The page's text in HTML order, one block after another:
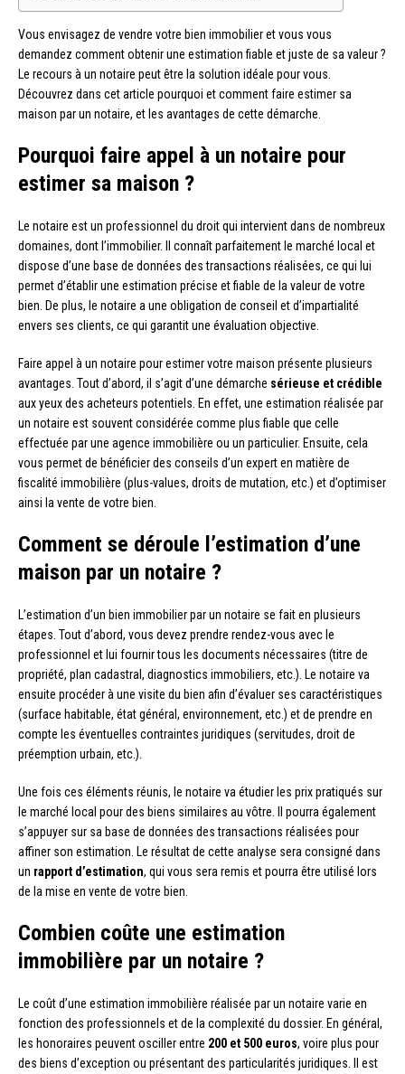
Vous envisagez de vendre votre bien immobilier et vous vous
demandez comment obtenir une estimation fiable et juste de sa valeur ?
Le recours à un notaire peut être la solution idéale pour vous.
Découvrez dans cet article pourquoi et comment faire estimer sa
maison par un notaire, et les avantages de cette démarche.
Pourquoi faire appel à un notaire pour
estimer sa maison ?
Le notaire est un professionnel du droit qui intervient dans de nombreux
domaines, dont l’immobilier. Il connaît parfaitement le marché local et
dispose d’une base de données des transactions réalisées, ce qui lui
permet d’établir une estimation précise et fiable de la valeur de votre
bien. De plus, le notaire a une obligation de conseil et d’impartialité
envers ses clients, ce qui garantit une évaluation objective.
Faire appel à un notaire pour estimer votre maison présente plusieurs
avantages. Tout d’abord, il s’agit d’une démarche sérieuse et crédible
aux yeux des acheteurs potentiels. En effet, une estimation réalisée par
un notaire est souvent considérée comme plus fiable que celle
effectuée par une agence immobilière ou un particulier. Ensuite, cela
vous permet de bénéficier des conseils d’un expert en matière de
fiscalité immobilière (plus-values, droits de mutation, etc.) et d’optimiser
ainsi la vente de votre bien.
Comment se déroule l’estimation d’une
maison par un notaire ?
L’estimation d’un bien immobilier par un notaire se fait en plusieurs
étapes. Tout d’abord, vous devez prendre rendez-vous avec le
professionnel et lui fournir tous les documents nécessaires (titre de
propriété, plan cadastral, diagnostics immobiliers, etc.). Le notaire va
ensuite procéder à une visite du bien afin d’évaluer ses caractéristiques
(surface habitable, état général, environnement, etc.) et de prendre en
compte les éventuelles contraintes juridiques (servitudes, droit de
préemption urbain, etc.).
Une fois ces éléments réunis, le notaire va étudier les prix pratiqués sur
le marché local pour des biens similaires au vôtre. Il pourra également
s’appuyer sur sa base de données des transactions réalisées pour
affiner son estimation. Le résultat de cette analyse sera consigné dans
un rapport d’estimation, qui vous sera remis et pourra être utilisé lors
de la mise en vente de votre bien.
Combien coûte une estimation
immobilière par un notaire ?
Le coût d’une estimation immobilière réalisée par un notaire varie en
fonction des professionnels et de la complexité du dossier. En général,
les honoraires peuvent osciller entre 200 et 500 euros, voire plus pour
des biens d’exception ou présentant des particularités juridiques. Il est